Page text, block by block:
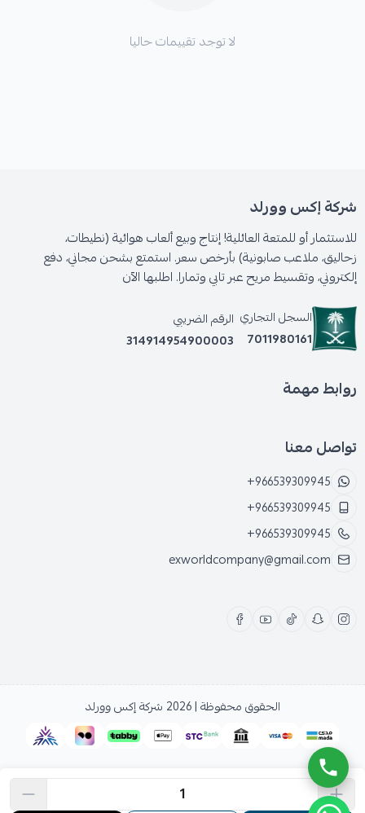
لا توجد تقييمات حاليا
شركة إكس وورلد
للاستثمار أو للمتعة العائلية! إنتاج وبيع ألعاب هوائية (نطيطات،
زحاليق، ملاعب صابونية) بأرخص سعر. استمتع بشحن مجاني، دفع
إلكتروني، وتقسيط مريح عبر تابي وتمارا. اطلبها الآن
السجل التجاري
7011980161
الرقم الضريبي
314914954900003
روابط مهمة
تواصل معنا
+966539309945
+966539309945
+966539309945
exworldcompany@gmail.com
الحقوق محفوظة | 2026 شركة إكس وورلد